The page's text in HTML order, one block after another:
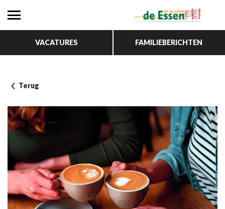
VACATURES FAMILIEBERICHTEN
Terug